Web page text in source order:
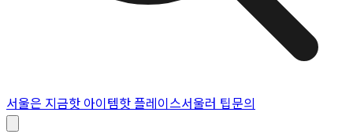
서울은 지금핫 아이템핫 플레이스서울러 팁문의